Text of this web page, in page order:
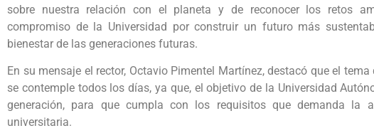
sobre nuestra relación con el planeta y de reconocer los retos
compromiso de la Universidad por construir un futuro más
bienestar de las generaciones futuras.
En su mensaje el rector, Octavio Pimentel Martínez, destacó que el
se contemple todos los días, ya que, el objetivo de la Universidad
generación, para que cumpla con los requisitos que demanda la
universitaria.